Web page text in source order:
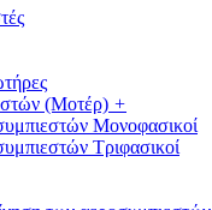
(Μοτέρ) +
Μονοφασικοί
Τριφασικοί